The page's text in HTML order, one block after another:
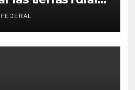
cuáles son los
puntos